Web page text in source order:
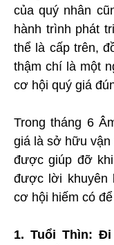
của quý nhân
hành trình phát
thể là cấp trên,
thậm chí là một
cơ hội quý giá
Trong tháng 6
giá là sở hữu vận
được giúp đỡ
được lời khuyên
cơ hội hiếm có
1. Tuổi Thìn: